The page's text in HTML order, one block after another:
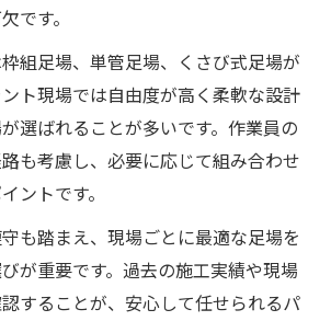
です。
組足場、単管足場、くさび式足場が
ト現場では自由度が高く柔軟な設計
選ばれることが多いです。作業員の
も考慮し、必要に応じて組み合わせ
ントです。
も踏まえ、現場ごとに最適な足場を
が重要です。過去の施工実績や現場
することが、安心して任せられるパ